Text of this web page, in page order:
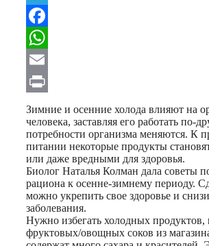
Telegram
Facebook
WhatsApp
Email
Print
Зимние и осенние холода влияют на
человека, заставляя его работать по-
потребности организма меняются. К
питании некоторые продукты
или даже вредными для здоровья.
Биолог Наталья Колман дала советы
рациона к осенне-зимнему периоду.
можно укрепить свое здоровье и
заболевания.
Нужно избегать холодных продуктов,
фруктовых/овощных соков из